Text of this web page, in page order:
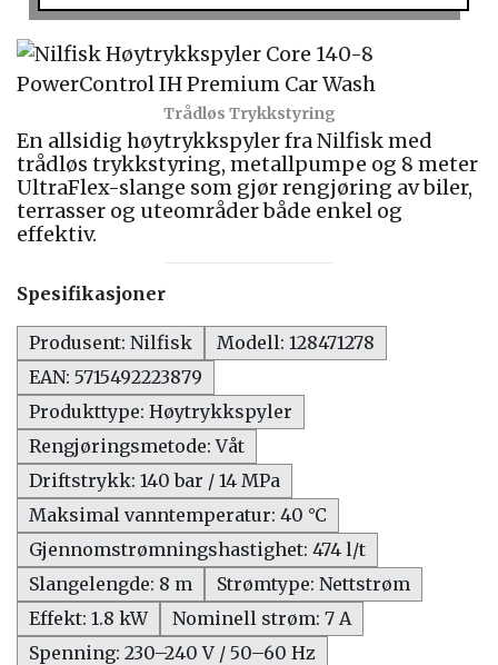
Trådløs Trykkstyring
En allsidig høytrykkspyler fra Nilfisk med
trådløs trykkstyring, metallpumpe og 8 meter
UltraFlex-slange som gjør rengjøring av biler,
terrasser og uteområder både enkel og
effektiv.
Spesifikasjoner
Produsent: Nilfisk
Modell: 128471278
EAN: 5715492223879
Produkttype: Høytrykkspyler
Rengjøringsmetode: Våt
Driftstrykk: 140 bar / 14 MPa
Maksimal vanntemperatur: 40 °C
Gjennomstrømningshastighet: 474 l/t
Slangelengde: 8 m
Strømtype: Nettstrøm
Effekt: 1.8 kW
Nominell strøm: 7 A
Spenning: 230–240 V / 50–60 Hz